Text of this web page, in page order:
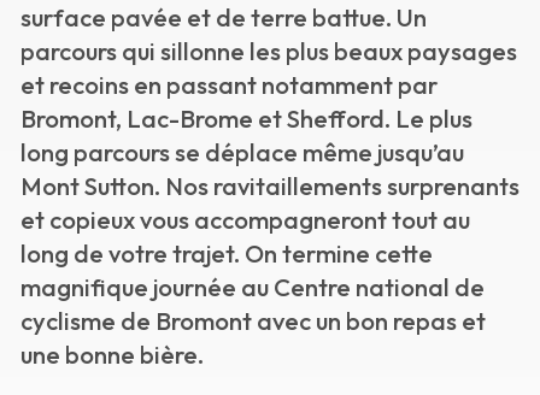
surface pavée et de terre battue. Un
parcours qui sillonne les plus beaux paysages
et recoins en passant notamment par
Bromont, Lac-Brome et Shefford. Le plus
long parcours se déplace même jusqu’au
Mont Sutton. Nos ravitaillements surprenants
et copieux vous accompagneront tout au
long de votre trajet. On termine cette
magnifique journée au Centre national de
cyclisme de Bromont avec un bon repas et
une bonne bière.